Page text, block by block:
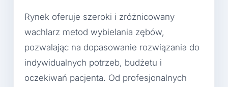
Rynek oferuje szeroki i zróżnicowany
wachlarz metod wybielania zębów,
pozwalając na dopasowanie rozwiązania do
indywidualnych potrzeb, budżetu i
oczekiwań pacjenta. Od profesjonalnych